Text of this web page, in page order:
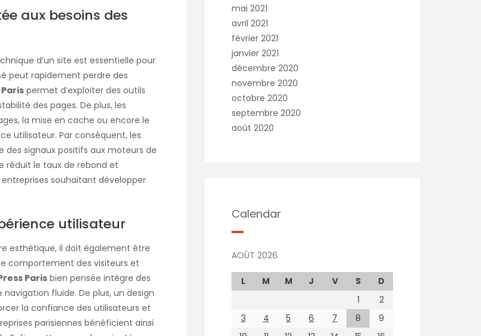
aux besoins des
d’un site est essentielle pour
peut rapidement perdre des
permet d’exploiter des outils
des pages. De plus, les
la mise en cache ou encore le
utilisateur. Par conséquent, les
des signaux positifs aux moteurs de
réduit le taux de rebond et
souhaitant développer
utilisateur
esthétique, il doit également être
comportement des visiteurs et
Parisbien pensée intègre des
fluide. De plus, un design
la confiance des utilisateurs et
parisiennes bénéficient ainsi
mai 2021
avril 2021
février 2021
janvier 2021
décembre 2020
novembre 2020
octobre 2020
septembre 2020
août 2020
Calendar
AOÛT 2026
L M M J V S
D
1
2
3
4 5 6 7 8
9